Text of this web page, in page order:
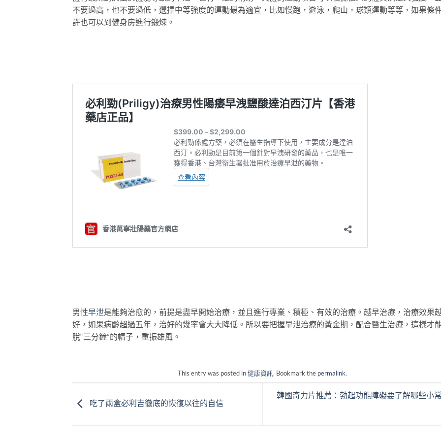
不要過高，也不要過低，選擇中等強度的運動最為適宜，比如慢跑，遊泳，爬山，球類運動等等，如果條
許也可以到健身房進行鍛煉。
男性早泄是能夠治愈的，前提是盡早開始治療，並且進行專業、積極、有效的治療。越早治療，治療效果
好，如果病齡超過五年，治好的幾率會大大降低。所以要把握早泄治療的黃金期，配合醫生治療，這樣才
脫“三分鐘”的帽子，重振雄風。
This entry was posted in健康資訊. Bookmark the permalink.
吃了兩盒必利吉徹底的恢復以往的自信
韓國奇力片推薦：勃起功能障礙要了解哪些小